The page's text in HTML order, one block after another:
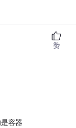
容器
赞